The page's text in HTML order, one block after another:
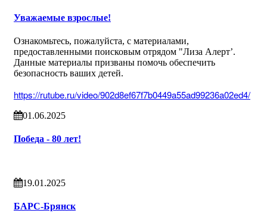
Уважаемые взрослые!
Ознакомьтесь, пожалуйста, с материалами,
предоставленными поисковым отрядом "Лиза Алерт’.
Данные материалы призваны помочь обеспечить
безопасность ваших детей.
https://rutube.ru/video/902d8ef67f7b0449a55ad99236a02ed4/
01.06.2025
Победа - 80 лет!
19.01.2025
БАРС-Брянск